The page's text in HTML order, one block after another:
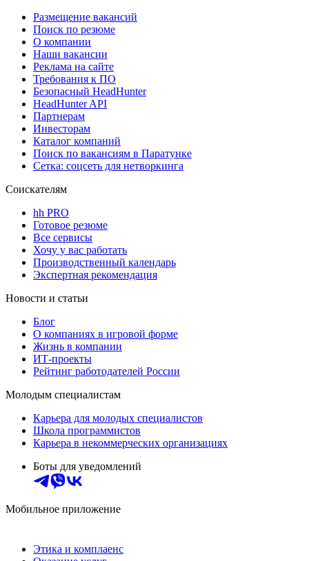
Размещение вакансий
Поиск по резюме
О компании
Наши вакансии
Реклама на сайте
Требования к ПО
Безопасный HeadHunter
HeadHunter API
Партнерам
Инвесторам
Каталог компаний
Поиск по вакансиям в Паратунке
Сетка: соцсеть для нетворкинга
Соискателям
hh PRO
Готовое резюме
Все сервисы
Хочу у вас работать
Производственный календарь
Экспертная рекомендация
Новости и статьи
Блог
О компаниях в игровой форме
Жизнь в компании
ИТ-проекты
Рейтинг работодателей России
Молодым специалистам
Карьера для молодых специалистов
Школа программистов
Карьера в некоммерческих организациях
Боты для уведомлений
Мобильное приложение
Этика и комплаенс